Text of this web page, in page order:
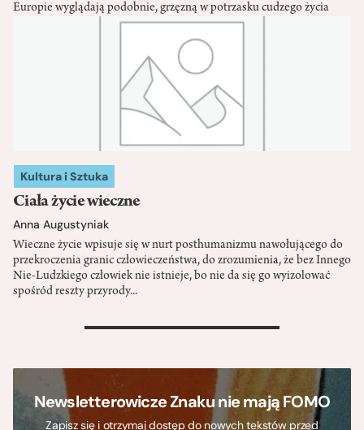
Europie wyglądają podobnie, grzęzną w potrzasku cudzego życia
Kultura i Sztuka
Ciała życie wieczne
Anna Augustyniak
Wieczne życie wpisuje się w nurt posthumanizmu nawołującego do
przekroczenia granic człowieczeństwa, do zrozumienia, że bez Innego
Nie-Ludzkiego człowiek nie istnieje, bo nie da się go wyizolować
spośród reszty przyrody...
>
Newsletterowicze Znaku nie mają FOMO
Zapisz się i otrzymaj dostęp do nowych tekstów przed